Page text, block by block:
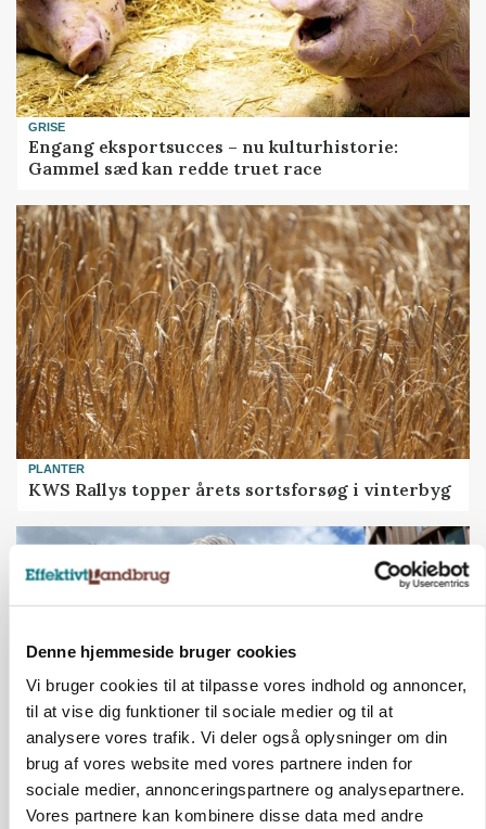
Denne hjemmeside bruger cookies
Vi bruger cookies til at tilpasse vores indhold og annoncer,
til at vise dig funktioner til sociale medier og til at
analysere vores trafik. Vi deler også oplysninger om din
brug af vores website med vores partnere inden for
sociale medier, annonceringspartnere og analysepartnere.
Vores partnere kan kombinere disse data med andre
GRISE
Engang eksportsucces – nu kulturhistorie:
Gammel sæd kan redde truet race
PLANTER
KWS Rallys topper årets sortsforsøg i vinterbyg
CAP-I-DANMARK
Fjerkræbranchen: - Vi forlanger ens